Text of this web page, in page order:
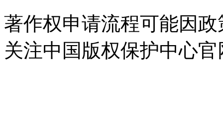
著作权申请流程可能因
关注中国版权保护中心